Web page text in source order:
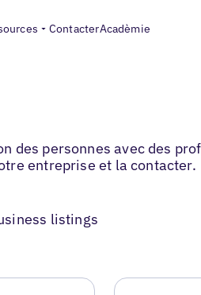
ContacterAcadèmie
des personnes avec des
entreprise et la contacter.
listings